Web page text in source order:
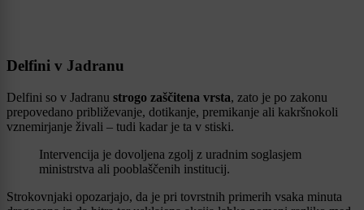
Delfini v Jadranu
Delfini so v Jadranu strogo zaščitena vrsta, zato je po zakonu
prepovedano približevanje, dotikanje, premikanje ali kakršnokoli
vznemirjanje živali – tudi kadar je ta v stiski.
Intervencija je dovoljena zgolj z uradnim soglasjem
ministrstva ali pooblaščenih institucij.
Strokovnjaki opozarjajo, da je pri tovrstnih primerih vsaka minuta